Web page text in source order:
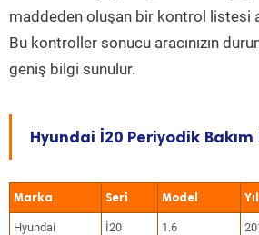
maddeden oluşan bir kontrol listesi
Bu kontroller sonucu aracınızın
geniş bilgi sunulur.
Hyundai İ20 Periyodik Bakım
Marka Seri Model Yıl
Hyundai İ20 1.6